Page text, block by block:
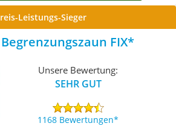
Leistungs-Sieger
FIX
Unsere Bewertung:
SEHR GUT
1168 Bewertungen